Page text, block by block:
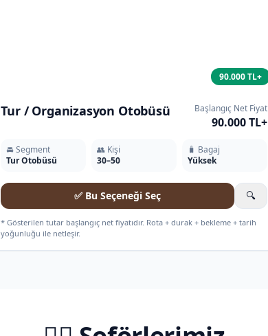
90.000 TL+
Tur / Organizasyon Otobüsü Başlangıç Net Fiyat
90.000 TL+
🚘 Segment
Tur Otobüsü
👥 Kişi
30–50
🧳 Bagaj
Yüksek
✅ Bu Seçeneği Seç 🔍
* Gösterilen tutar başlangıç net fiyatıdır. Rota + durak + bekleme + tarih
yoğunluğu ile netleşir.